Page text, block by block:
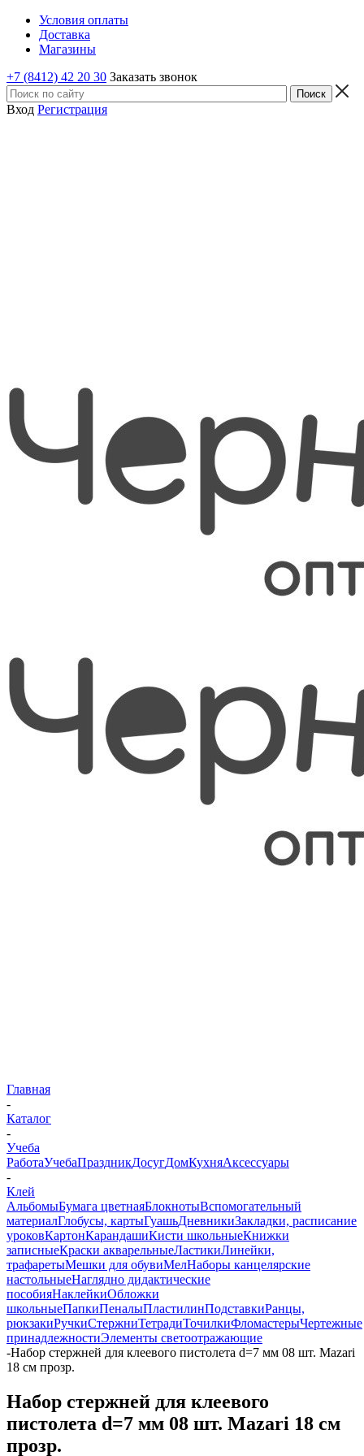
Условия оплаты
Доставка
Магазины
+7 (8412) 42 20 30 Заказать звонок
Вход Регистрация
Главная
-
Каталог
-
Учеба
РаботаУчебаПраздникДосугДомКухняАксессуары
-
Клей
АльбомыБумага цветнаяБлокнотыВспомогательный
материалГлобусы, картыГуашьДневникиЗакладки, расписание
уроковКартонКарандашиКисти школьныеКнижки
записныеКраски акварельныеЛастикиЛинейки,
трафаретыМешки для обувиМелНаборы канцелярские
настольныеНаглядно дидактические
пособияНаклейкиОбложки
школьныеПапкиПеналыПластилинПодставкиРанцы,
рюкзакиРучкиСтержниТетрадиТочилкиФломастерыЧертежные
принадлежностиЭлементы светоотражающие
-Набор стержней для клеевого пистолета d=7 мм 08 шт. Mazari
18 см прозр.
Набор стержней для клеевого
пистолета d=7 мм 08 шт. Mazari 18 см
прозр.